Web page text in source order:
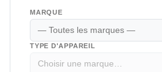
MARQUE
TYPE D'APPAREIL